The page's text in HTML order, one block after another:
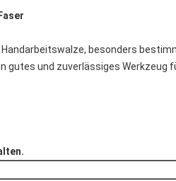
besonders
gutes und zuverlässiges Werkzeug